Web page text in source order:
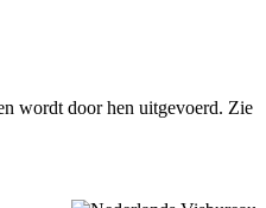
wordt door hen uitgevoerd. Zie